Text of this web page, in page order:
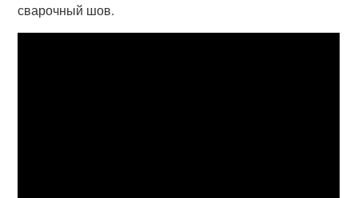
сварочный шов.